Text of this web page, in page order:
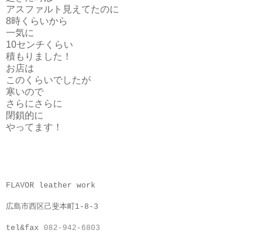
アスファルト見えてたのに
8時くらいから
一気に
10センチくらい
積もりました！
お店は
このくらいでしたが
寒いので
さらにさらに
閉鎖的に
やってます！
FLAVOR leather work
広島市西区己斐本町1-8-3
tel&fax 082-942-6803